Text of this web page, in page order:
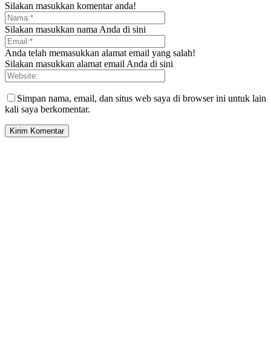
Silakan masukkan komentar anda!
Silakan masukkan nama Anda di sini
Anda telah memasukkan alamat email yang salah!
Silakan masukkan alamat email Anda di sini
Simpan nama, email, dan situs web saya di browser ini untuk lain
kali saya berkomentar.